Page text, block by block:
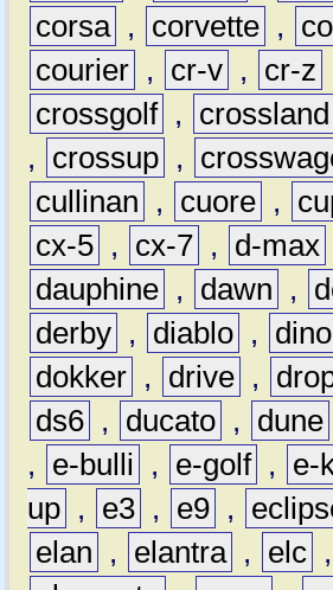
corsa , corvette ,
courier , cr-v , cr-z
crossgolf , crossland
,
crossup ,
cullinan
, cuore ,
cx-5 , cx-7 , d-max
dauphine , dawn ,
derby , diablo , dino
dokker , drive ,
ds6 , ducato , dune
,
e-bulli , e-golf , e-
up , e3 , e9 ,
elan
, elantra , elc ,